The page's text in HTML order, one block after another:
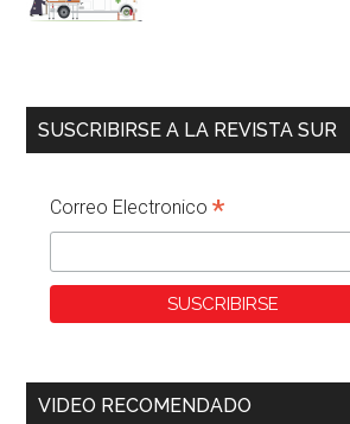
SUSCRIBIRSE A LA REVISTA SUR
Correo Electronico*
VIDEO RECOMENDADO